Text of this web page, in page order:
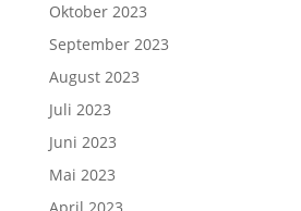
Oktober 2023
September 2023
August 2023
Juli 2023
Juni 2023
Mai 2023